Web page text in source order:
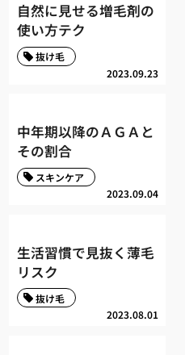
自然に見せる増毛剤の
使い方テク
2023.09.23
抜け毛
中年期以降のＡＧＡと
その割合
2023.09.04
スキンケア
生活習慣で見抜く薄毛
リスク
2023.08.01
抜け毛